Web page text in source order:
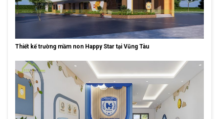
Thiết kế trường mầm non Happy Star tại Vũng Tàu